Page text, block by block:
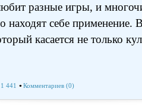
разные игры, и
находят себе применение.
касается не только
441 Комментариев (0)